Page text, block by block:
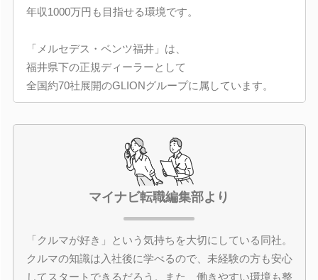
年収1000万円も目指せる環境です。
「メルセデス・ベンツ福井」は、
福井県下の正規ディーラーとして
全国約70社展開のGLIONグループに属しています。
マイナビ転職編集部より
「クルマが好き」という気持ちを大切にしている同社。
クルマの知識は入社後に学べるので、未経験の方も安心
してスタートできるだろう。また、働きやすい環境も整